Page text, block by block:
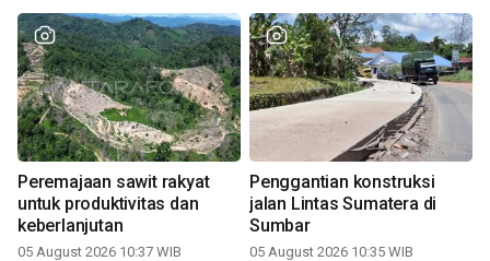
Peremajaan sawit rakyat
untuk produktivitas dan
keberlanjutan
05 August 2026 10:37 WIB
Penggantian konstruksi
jalan Lintas Sumatera di
Sumbar
05 August 2026 10:35 WIB